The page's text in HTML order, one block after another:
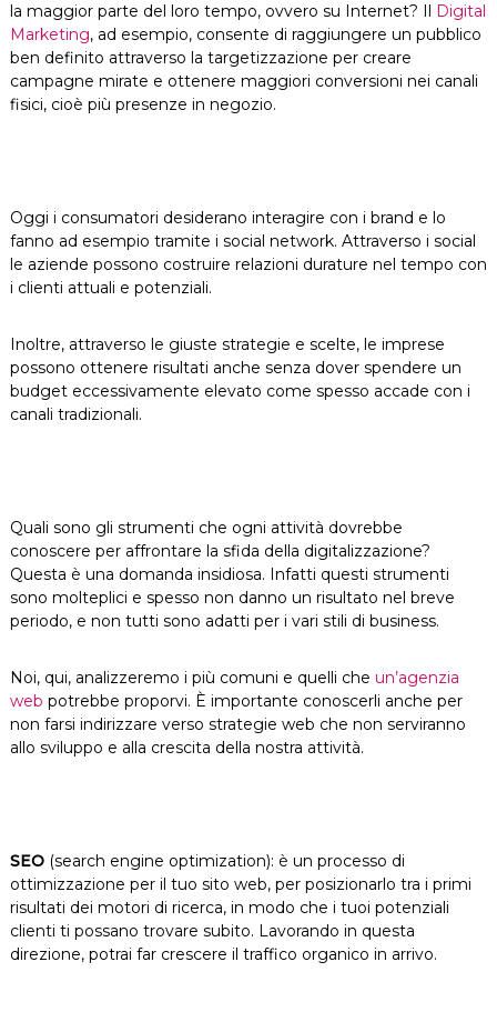
la maggior parte del loro tempo, ovvero su Internet? Il Digital
Marketing, ad esempio, consente di raggiungere un pubblico
ben definito attraverso la targetizzazione per creare
campagne mirate e ottenere maggiori conversioni nei canali
fisici, cioè più presenze in negozio.
Oggi i consumatori desiderano interagire con i brand e lo
fanno ad esempio tramite i social network. Attraverso i social
le aziende possono costruire relazioni durature nel tempo con
i clienti attuali e potenziali.
Inoltre, attraverso le giuste strategie e scelte, le imprese
possono ottenere risultati anche senza dover spendere un
budget eccessivamente elevato come spesso accade con i
canali tradizionali.
Quali sono gli strumenti che ogni attività dovrebbe
conoscere per affrontare la sfida della digitalizzazione?
Questa è una domanda insidiosa. Infatti questi strumenti
sono molteplici e spesso non danno un risultato nel breve
periodo, e non tutti sono adatti per i vari stili di business.
Noi, qui, analizzeremo i più comuni e quelli che un’agenzia
web potrebbe proporvi. È importante conoscerli anche per
non farsi indirizzare verso strategie web che non serviranno
allo sviluppo e alla crescita della nostra attività.
SEO(search engine optimization): è un processo di
ottimizzazione per il tuo sito web, per posizionarlo tra i primi
risultati dei motori di ricerca, in modo che i tuoi potenziali
clienti ti possano trovare subito. Lavorando in questa
direzione, potrai far crescere il traffico organico in arrivo.